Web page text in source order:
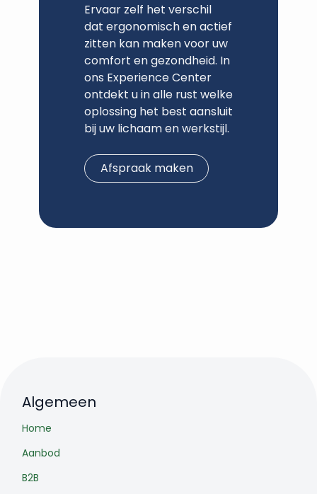
Ervaar zelf het verschil
dat ergonomisch en actief
zitten kan maken voor uw
comfort en gezondheid. In
ons Experience Center
ontdekt u in alle rust welke
oplossing het best aansluit
bij uw lichaam en werkstijl.
Afspraak maken
Algemeen
Home
Aanbod
B2B